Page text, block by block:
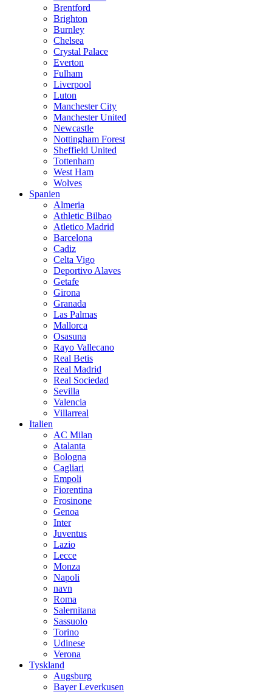
Brentford
Brighton
Burnley
Chelsea
Crystal Palace
Everton
Fulham
Liverpool
Luton
Manchester City
Manchester United
Newcastle
Nottingham Forest
Sheffield United
Tottenham
West Ham
Wolves
Spanien
Almeria
Athletic Bilbao
Atletico Madrid
Barcelona
Cadiz
Celta Vigo
Deportivo Alaves
Getafe
Girona
Granada
Las Palmas
Mallorca
Osasuna
Rayo Vallecano
Real Betis
Real Madrid
Real Sociedad
Sevilla
Valencia
Villarreal
Italien
AC Milan
Atalanta
Bologna
Cagliari
Empoli
Fiorentina
Frosinone
Genoa
Inter
Juventus
Lazio
Lecce
Monza
Napoli
navn
Roma
Salernitana
Sassuolo
Torino
Udinese
Verona
Tyskland
Augsburg
Bayer Leverkusen